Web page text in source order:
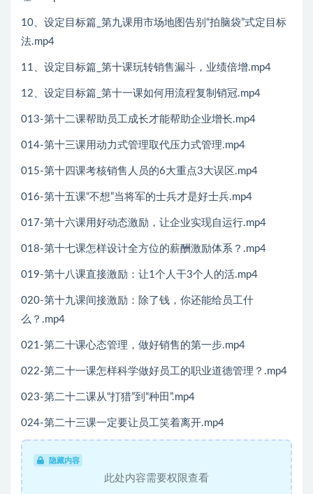
10、设定目标篇_第九课用市场地图告别“拍脑袋”式定目标
法.mp4
11、设定目标篇_第十课玩转销售漏斗，业绩倍增.mp4
12、设定目标篇_第十一课如何用流程复制销冠.mp4
013-第十二课帮助员工成长才能帮助企业增长.mp4
014-第十三课用动力式管理取代压力式管理.mp4
015-第十四课考核销售人员的6大重点3大误区.mp4
016-第十五课“不想”当将军的士兵才是好士兵.mp4
017-第十六课用好动态激励，让企业实现自运行.mp4
018-第十七课怎样设计全方位的薪酬激励体系？.mp4
019-第十八课直接激励：让1个人干3个人的活.mp4
020-第十九课间接激励：除了钱，你还能给员工什
么？.mp4
021-第二十课心态管理，做好销售的第一步.mp4
022-第二十一课怎样科学做好员工的职业道德管理？.mp4
023-第二十二课从“打猎”到“种田”.mp4
024-第二十三课一定要让员工笑着离开.mp4
隐藏内容
此处内容需要权限查看